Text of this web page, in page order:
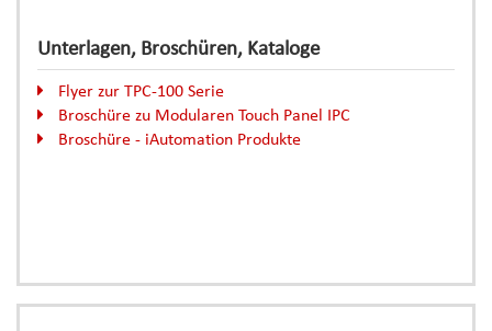
Unterlagen, Broschüren, Kataloge
Flyer zur TPC-100 Serie
Broschüre zu Modularen Touch Panel IPC
Broschüre - iAutomation Produkte